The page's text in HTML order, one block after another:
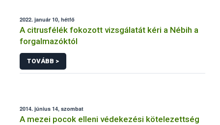
2022. január 10, hétfő
A citrusfélék fokozott vizsgálatát kéri a Nébih a
forgalmazóktól
TOVÁBB >
2014. június 14, szombat
A mezei pocok elleni védekezési kötelezettség